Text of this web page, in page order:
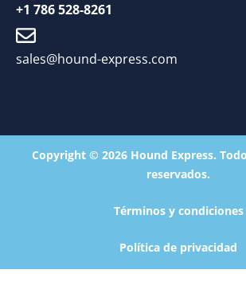
+1 786 528-8261
sales@hound-express.com
Copyright © 2026 Hound Express.
reservados.
Términos y condiciones
Política de privacidad